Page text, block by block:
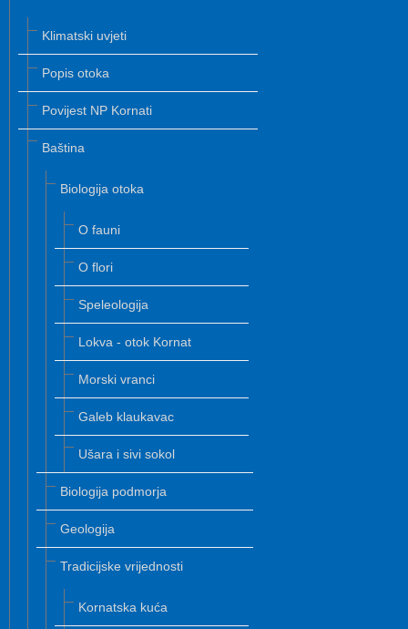
Klimatski uvjeti
Popis otoka
Povijest NP Kornati
Baština
Biologija otoka
O fauni
O flori
Speleologija
Lokva - otok Kornat
Morski vranci
Galeb klaukavac
Ušara i sivi sokol
Biologija podmorja
Geologija
Tradicijske vrijednosti
Kornatska kuća